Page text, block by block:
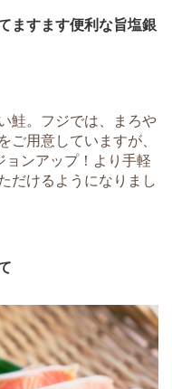
ますます便利な旨塩銀
鮭。フジでは、まろや
ご用意していますが、
ョンアップ！より手軽
だけるようになりまし